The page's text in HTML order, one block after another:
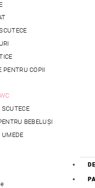
PENTRU COPII
SCUTECE
BEBELUȘI
UMEDE